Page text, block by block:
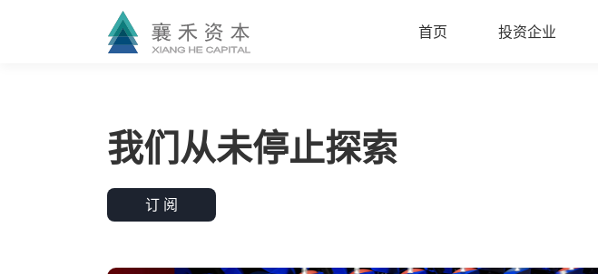
首页 投资企业
我们从未停止探索
订 阅